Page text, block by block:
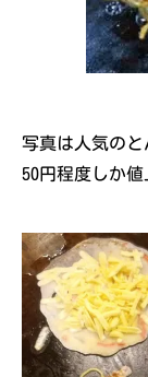
写真は人気のと
50円程度しか値